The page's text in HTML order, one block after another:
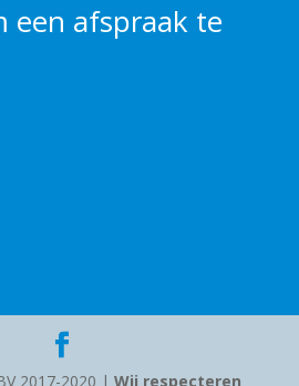
een afspraak te
2017-2020 | Wij respecteren